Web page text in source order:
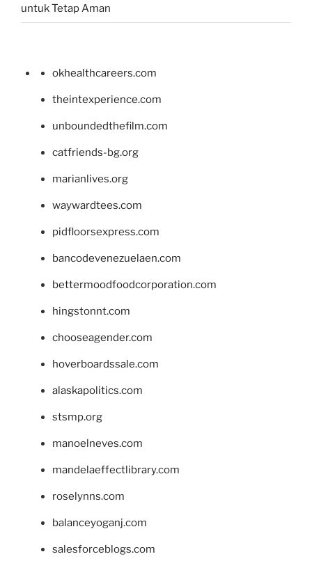
untuk Tetap Aman
okhealthcareers.com
theintexperience.com
unboundedthefilm.com
catfriends-bg.org
marianlives.org
waywardtees.com
pidfloorsexpress.com
bancodevenezuelaen.com
bettermoodfoodcorporation.com
hingstonnt.com
chooseagender.com
hoverboardssale.com
alaskapolitics.com
stsmp.org
manoelneves.com
mandelaeffectlibrary.com
roselynns.com
balanceyoganj.com
salesforceblogs.com